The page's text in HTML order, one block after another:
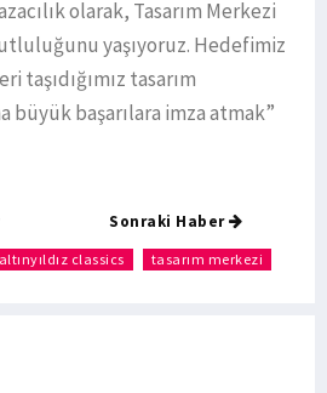
olarak, Tasarım Merkezi
yaşıyoruz. Hedefimiz
taşıdığımız tasarım
büyük başarılara imza atmak”
Sonraki Haber
altınyıldız classics tasarım merkezi